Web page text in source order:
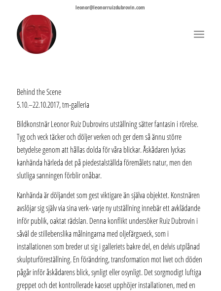
leonor@leonorruizdubrovin.com
Behind the Scene
5.10.–22.10.2017, tm-galleria
Bildkonstnär Leonor Ruiz Dubrovins utställning sätter fantasin i rörelse.
Tyg och veck täcker och döljer verken och ger dem så ännu större
betydelse genom att hållas dolda för våra blickar. Åskådaren lyckas
kanhända härleda det på piedestalställda föremålets natur, men den
slutliga sanningen förblir onåbar.
Kanhända är döljandet som gest viktigare än själva objektet. Konstnären
avslöjar sig själv via sina verk- varje ny utställning innebär ett avklädande
inför publik, oaktat rädslan. Denna konflikt undersöker Ruiz Dubrovin i
såväl de stillebenslika målningarna med oljefärgsveck, som i
installationen som breder ut sig i galleriets bakre del, en delvis utplånad
skulpturföreställning. En förändring, transformation mot livet och döden
pågår inför åskådarens blick, synligt eller osynligt. Det sorgmodigt luftiga
greppet och det kontrollerade kaoset upphöjer installationen, med en